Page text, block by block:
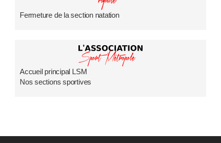
Fermeture de la section natation
Accueil principal LSM
Nos sections sportives